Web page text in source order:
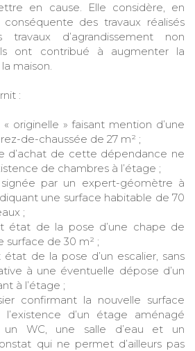
en cause. Elle considère, en
des travaux réalisés
d’agrandissement non
ont contribué à augmenter la
maison.
:
originelle » faisant mention d’une
de-chaussée de 27 m² ;
d’achat de cette dépendance ne
de chambres à l’étage ;
par un expert-géomètre à
une surface habitable de 70
;
état de la pose d’une chape de
surface de 30 m² ;
de la pose d’un escalier, sans
à une éventuelle dépose d’un
à l’étage ;
confirmant la nouvelle surface
d’un étage aménagé
un WC, une salle d’eau et un
qui ne permet d’ailleurs pas